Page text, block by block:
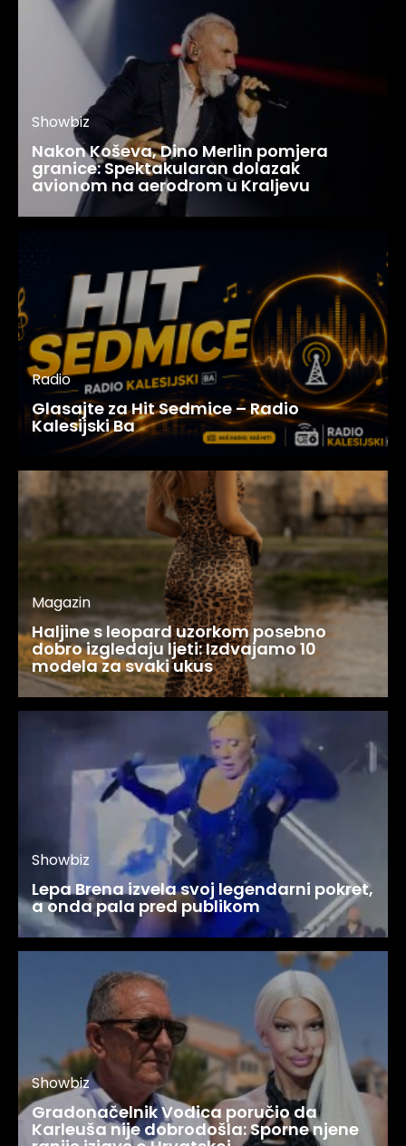
Showbiz
Nakon Koševa, Dino Merlin pomjera
granice: Spektakularan dolazak
avionom na aerodrom u Kraljevu
Radio
Glasajte za Hit Sedmice – Radio
Kalesijski Ba
Magazin
Haljine s leopard uzorkom posebno
dobro izgledaju ljeti: Izdvajamo 10
modela za svaki ukus
Showbiz
Lepa Brena izvela svoj legendarni pokret,
a onda pala pred publikom
Showbiz
Gradonačelnik Vodica poručio da
Karleuša nije dobrodošla: Sporne njene